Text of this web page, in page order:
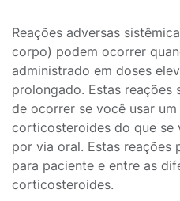
Reações adversas
corpo) podem ocorrer
administrado em doses
prolongado. Estas reações
de ocorrer se você usar
corticosteroides do que
por via oral. Estas reações
para paciente e entre as
corticosteroides.